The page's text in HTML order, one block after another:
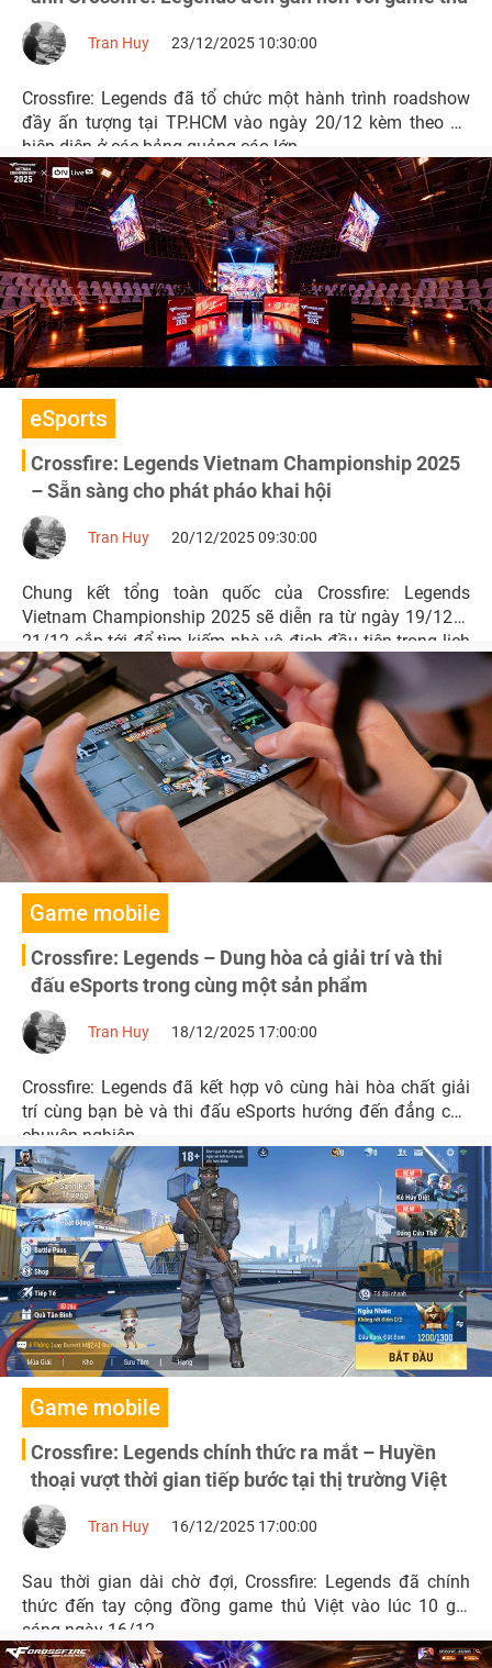
ảnh Crossfire: Legends đến gần hơn với game thủ
Crossfire: Legends đã tổ chức một hành trình roadshow
đầy ấn tượng tại TP.HCM vào ngày 20/12 kèm theo sự
hiện diện ở các bảng quảng cáo lớn.
eSports
Crossfire: Legends Vietnam Championship 2025
– Sẵn sàng cho phát pháo khai hội
Chung kết tổng toàn quốc của Crossfire: Legends
Vietnam Championship 2025 sẽ diễn ra từ ngày 19/12 –
21/12 sắp tới để tìm kiếm nhà vô địch đầu tiên trong lịch
sử.
Game mobile
Crossfire: Legends – Dung hòa cả giải trí và thi
đấu eSports trong cùng một sản phẩm
Crossfire: Legends đã kết hợp vô cùng hài hòa chất giải
trí cùng bạn bè và thi đấu eSports hướng đến đẳng cấp
chuyên nghiệp.
Game mobile
Crossfire: Legends chính thức ra mắt – Huyền
thoại vượt thời gian tiếp bước tại thị trường Việt
Sau thời gian dài chờ đợi, Crossfire: Legends đã chính
thức đến tay cộng đồng game thủ Việt vào lúc 10 giờ
sáng ngày 16/12.